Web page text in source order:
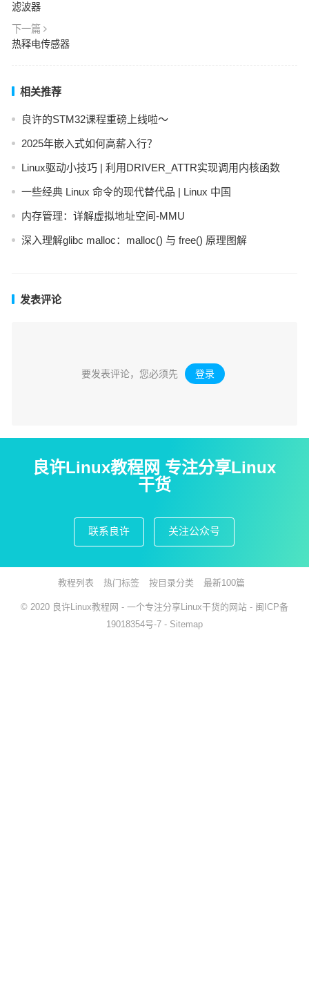
滤波器
下一篇
热释电传感器
相关推荐
良许的STM32课程重磅上线啦～
2025年嵌入式如何高薪入行？
Linux驱动小技巧 | 利用DRIVER_ATTR实现调用内核函数
一些经典 Linux 命令的现代替代品 | Linux 中国
内存管理：详解虚拟地址空间-MMU
深入理解glibc malloc：malloc() 与 free() 原理图解
发表评论
要发表评论，您必须先 登录 。
良许Linux教程网 专注分享Linux
干货
联系良许 关注公众号
教程列表 热门标签 按目录分类 最新100篇
© 2020 良许Linux教程网 - 一个专注分享Linux干货的网站 - 闽ICP备
19018354号-7 - Sitemap